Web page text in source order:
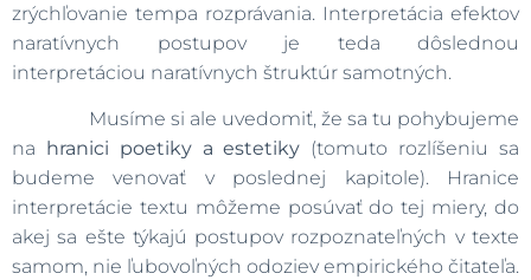
zrýchľovanie tempa rozprávania. Interpretácia efektov
naratívnych postupov je teda dôslednou
interpretáciou naratívnych štruktúr samotných.
Musíme si ale uvedomiť, že sa tu pohybujeme
na hranici poetiky a estetiky (tomuto rozlíšeniu sa
budeme venovať v poslednej kapitole). Hranice
interpretácie textu môžeme posúvať do tej miery, do
akej sa ešte týkajú postupov rozpoznateľných v texte
samom, nie ľubovoľných odoziev empirického čitateľa.